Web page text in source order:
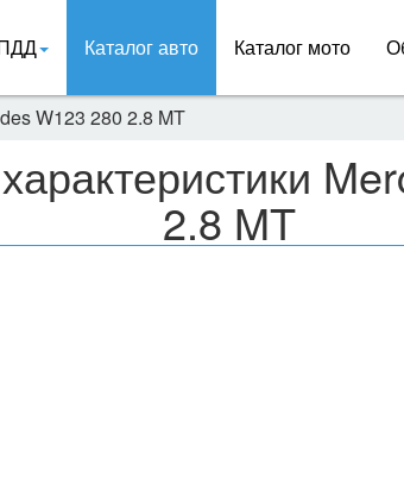
Каталог авто Каталог мото
W123 280 2.8 MT
2.8 MT